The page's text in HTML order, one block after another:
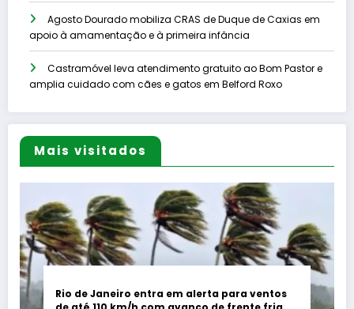
Agosto Dourado mobiliza CRAS de Duque de Caxias em
apoio à amamentação e à primeira infância
Castramóvel leva atendimento gratuito ao Bom Pastor e
amplia cuidado com cães e gatos em Belford Roxo
Mais visitados
Rio de Janeiro entra em alerta para ventos